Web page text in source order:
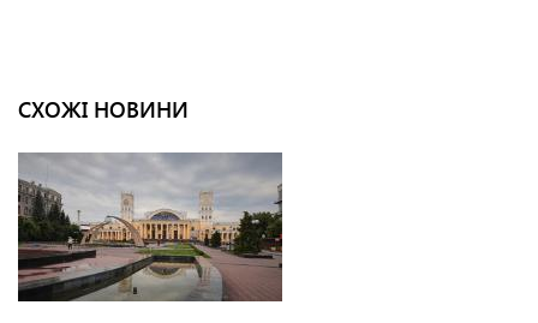
СХОЖІ НОВИНИ